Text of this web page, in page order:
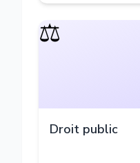
⚖️
Droit public